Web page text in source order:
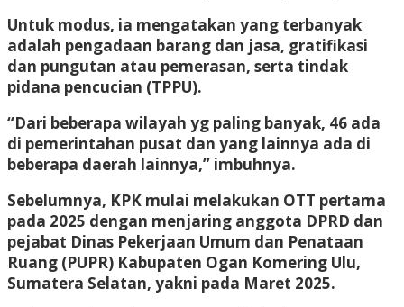
Untuk modus, ia mengatakan yang terbanyak
adalah pengadaan barang dan jasa, gratifikasi
dan pungutan atau pemerasan, serta tindak
pidana pencucian (TPPU).
“Dari beberapa wilayah yg paling banyak, 46 ada
di pemerintahan pusat dan yang lainnya ada di
beberapa daerah lainnya,” imbuhnya.
Sebelumnya, KPK mulai melakukan OTT pertama
pada 2025 dengan menjaring anggota DPRD dan
pejabat Dinas Pekerjaan Umum dan Penataan
Ruang (PUPR) Kabupaten Ogan Komering Ulu,
Sumatera Selatan, yakni pada Maret 2025.